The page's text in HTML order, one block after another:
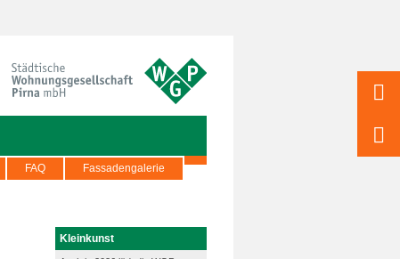
FAQ Fassadengalerie
Kleinkunst